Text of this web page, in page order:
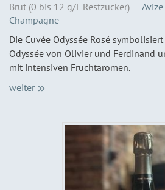
Brut (0 bis 12 g/L Restzucker) Avize
Champagne
Die Cuvée Odyssée Rosé
Odyssée von Olivier und Ferdinand
mit intensiven Fruchtaromen.
weiter